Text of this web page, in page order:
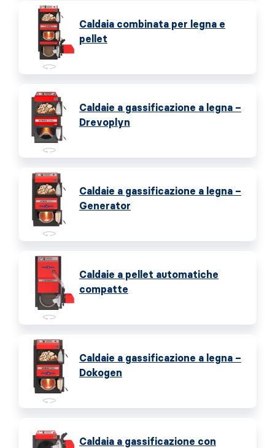
Caldaia combinata per legna e
pellet
Caldaie a gassificazione a legna –
Drevoplyn
Caldaie a gassificazione a legna –
Generator
Caldaie a pellet automatiche
compatte
Caldaie a gassificazione a legna –
Dokogen
Caldaia a gassificazione con